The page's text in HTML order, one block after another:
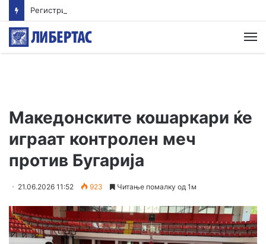
Македонските кошаркари ќе
играат контролен меч
против Бугарија
21.06.2026 11:52 923 Читање помалку од 1м